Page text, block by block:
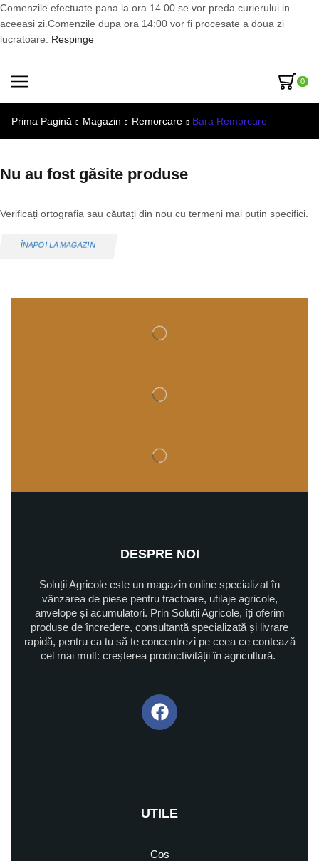
Comenzile efectuate pana la ora 14.00 se vor preda curierului in
aceeasi zi.Comenzile dupa ora 14:00 vor fi procesate a doua zi
lucratoare. Respinge
0
Prima Pagină Magazin Remorcare Bara Remorcare
Nu au fost găsite produse
Verificați ortografia sau căutați din nou cu termeni mai puțin specifici.
ÎNAPOI LA MAGAZIN
DESPRE NOI
Soluții Agricole este un magazin online specializat în
vânzarea de piese pentru tractoare, utilaje agricole,
anvelope și acumulatori. Prin Soluții Agricole, îți oferim
produse de încredere, consultanță specializată și livrare
rapidă, pentru ca tu să te concentrezi pe ceea ce contează
cel mai mult: creșterea productivității în agricultură.
UTILE
Cos